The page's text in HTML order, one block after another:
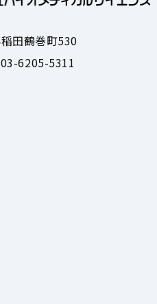
田鶴巻町530
6205-5311